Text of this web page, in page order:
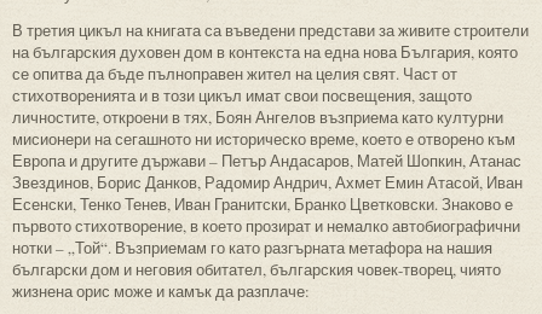
В третия цикъл на книгата са въведени представи за живите строители
на българския духовен дом в контекста на една нова България, която
се опитва да бъде пълноправен жител на целия свят. Част от
стихотворенията и в този цикъл имат свои посвещения, защото
личностите, откроени в тях, Боян Ангелов възприема като културни
мисионери на сегашното ни историческо време, което е отворено към
Европа и другите държави – Петър Андасаров, Матей Шопкин, Атанас
Звездинов, Борис Данков, Радомир Андрич, Ахмет Емин Атасой, Иван
Есенски, Тенко Тенев, Иван Гранитски, Бранко Цветковски. Знаково е
първото стихотворение, в което прозират и немалко автобиографични
нотки – „Той“. Възприемам го като разгърната метафора на нашия
български дом и неговия обитател, българския човек-творец, чиято
жизнена орис може и камък да разплаче: